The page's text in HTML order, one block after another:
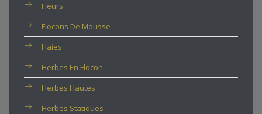
Fleurs
Flocons De Mousse
Haies
Herbes En Flocon
Herbes Hautes
Herbes Statiques